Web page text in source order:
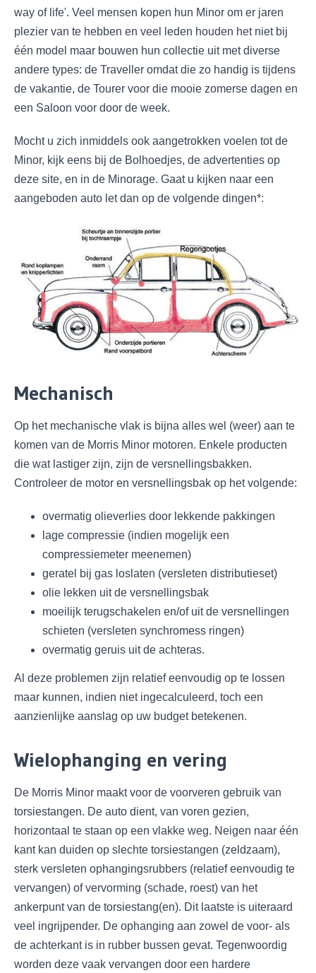
way of life'. Veel mensen kopen hun Minor om er jaren
plezier van te hebben en veel leden houden het niet bij
één model maar bouwen hun collectie uit met diverse
andere types: de Traveller omdat die zo handig is tijdens
de vakantie, de Tourer voor die mooie zomerse dagen en
een Saloon voor door de week.
Mocht u zich inmiddels ook aangetrokken voelen tot de
Minor, kijk eens bij de Bolhoedjes, de advertenties op
deze site, en in de Minorage. Gaat u kijken naar een
aangeboden auto let dan op de volgende dingen*:
Mechanisch
Op het mechanische vlak is bijna alles wel (weer) aan te
komen van de Morris Minor motoren. Enkele producten
die wat lastiger zijn, zijn de versnellingsbakken.
Controleer de motor en versnellingsbak op het volgende:
overmatig olieverlies door lekkende pakkingen
lage compressie (indien mogelijk een
compressiemeter meenemen)
geratel bij gas loslaten (versleten distributieset)
olie lekken uit de versnellingsbak
moeilijk terugschakelen en/of uit de versnellingen
schieten (versleten synchromess ringen)
overmatig geruis uit de achteras.
Al deze problemen zijn relatief eenvoudig op te lossen
maar kunnen, indien niet ingecalculeerd, toch een
aanzienlijke aanslag op uw budget betekenen.
Wielophanging en vering
De Morris Minor maakt voor de voorveren gebruik van
torsiestangen. De auto dient, van voren gezien,
horizontaal te staan op een vlakke weg. Neigen naar één
kant kan duiden op slechte torsiestangen (zeldzaam),
sterk versleten ophangingsrubbers (relatief eenvoudig te
vervangen) of vervorming (schade, roest) van het
ankerpunt van de torsiestang(en). Dit laatste is uiteraard
veel ingrijpender. De ophanging aan zowel de voor- als
de achterkant is in rubber bussen gevat. Tegenwoordig
worden deze vaak vervangen door een hardere